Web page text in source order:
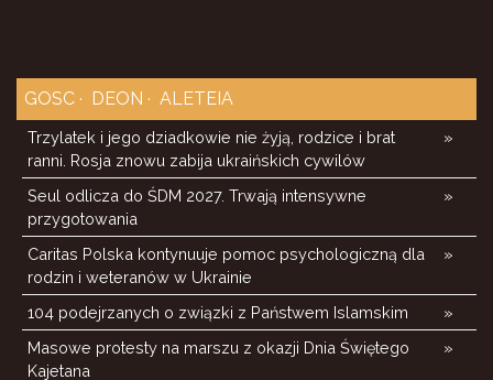
GOSC DEON ALETEIA
»
Trzylatek i jego dziadkowie nie żyją, rodzice i brat
ranni. Rosja znowu zabija ukraińskich cywilów
»
Seul odlicza do ŚDM 2027. Trwają intensywne
przygotowania
»
Caritas Polska kontynuuje pomoc psychologiczną dla
rodzin i weteranów w Ukrainie
»
104 podejrzanych o związki z Państwem Islamskim
»
Masowe protesty na marszu z okazji Dnia Świętego
Kajetana